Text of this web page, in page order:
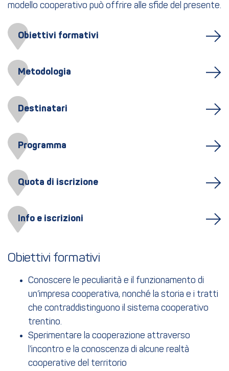
modello cooperativo può offrire alle sfide del presente.
Obiettivi formativi
Metodologia
Destinatari
Programma
Quota di iscrizione
Info e iscrizioni
Obiettivi formativi
Conoscere le peculiarità e il funzionamento di
un’impresa cooperativa, nonché la storia e i tratti
che contraddistinguono il sistema cooperativo
trentino.
Sperimentare la cooperazione attraverso
l’incontro e la conoscenza di alcune realtà
cooperative del territorio